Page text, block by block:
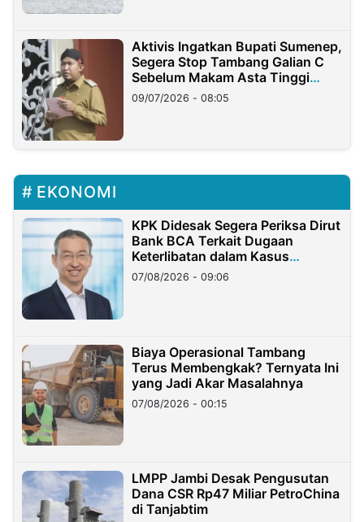
Aktivis Ingatkan Bupati Sumenep,
Segera Stop Tambang Galian C
Sebelum Makam Asta Tinggi
Longsor
09/07/2026 - 08:05
EKONOMI
KPK Didesak Segera Periksa Dirut
Bank BCA Terkait Dugaan
Keterlibatan dalam Kasus
Hilangnya Dana Nasabah Rp2,58
Miliar
07/08/2026 - 09:06
Biaya Operasional Tambang
Terus Membengkak? Ternyata Ini
yang Jadi Akar Masalahnya
07/08/2026 - 00:15
LMPP Jambi Desak Pengusutan
Dana CSR Rp47 Miliar PetroChina
di Tanjabtim